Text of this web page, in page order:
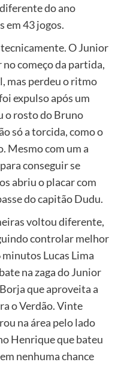
do ano
em 43 jogos.
O Junior
começo da partida,
mas perdeu o ritmo
expulso após um
o rosto do Bruno
só a torcida, como o
Mesmo com um a
conseguir se
abriu o placar com
do capitão Dudu.
voltou diferente,
controlar melhor
Lucas Lima
na zaga do Junior
que aproveita a
o Verdão. Vinte
na área pelo lado
Henrique que bateu
nenhuma chance